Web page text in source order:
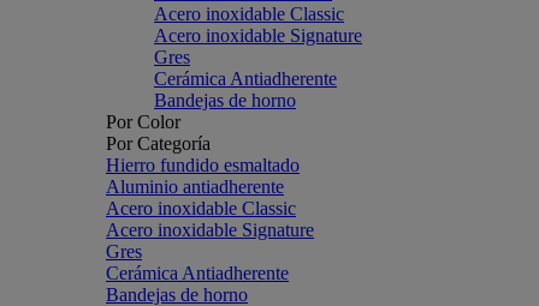
Acero inoxidable Classic
Acero inoxidable Signature
Gres
Cerámica Antiadherente
Bandejas de horno
Por Color
Por Categoría
Hierro fundido esmaltado
Aluminio antiadherente
Acero inoxidable Classic
Acero inoxidable Signature
Gres
Cerámica Antiadherente
Bandejas de horno